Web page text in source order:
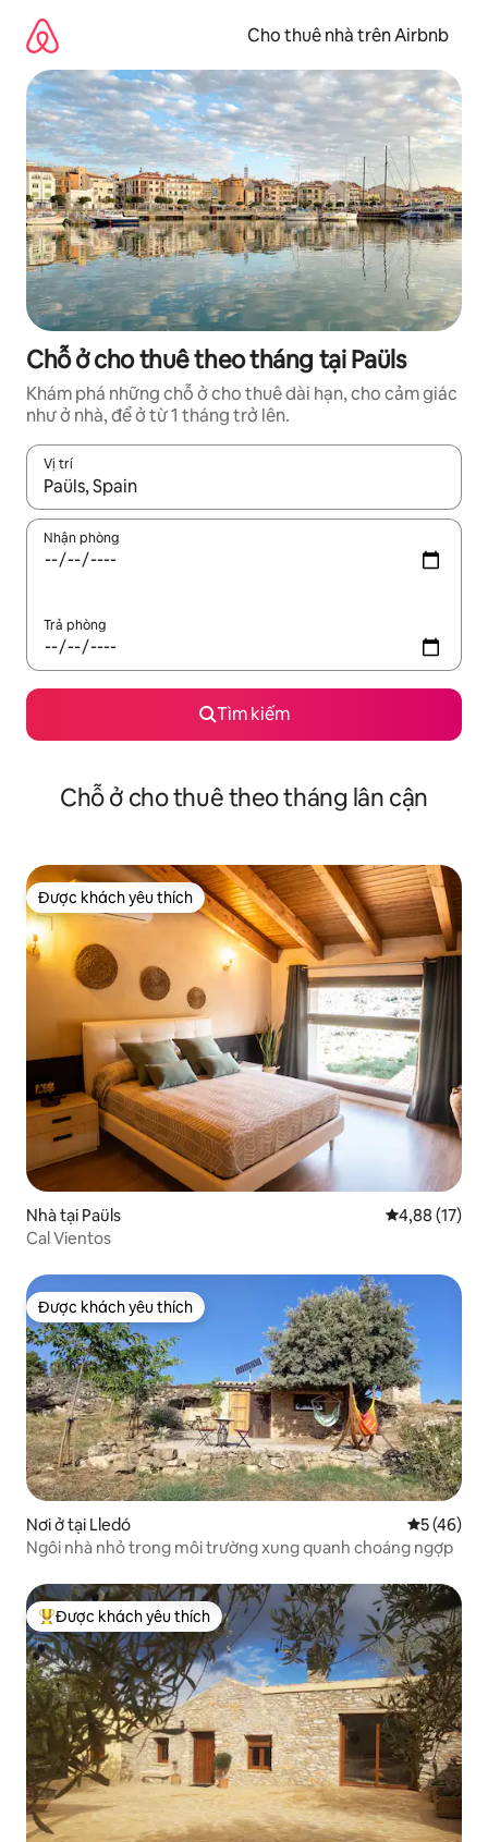
dung
Cho thuê nhà trên Airbnb
Chỗ ở cho thuê theo tháng tại Paüls
Khám phá những chỗ ở cho thuê dài hạn, cho cảm giác
như ở nhà, để ở từ 1 tháng trở lên.
Vị trí
Khi có kết quả, hãy điều hướng bằng phím mũi tên lên và
Nhận phòng
Trả phòng
Tìm kiếm
Chỗ ở cho thuê theo tháng lân cận
Được khách yêu thích
Được khách yêu thích
Nhà tại Paüls Xếp hạng
4,88 (17)
Cal Vientos
Được khách yêu thích
Được khách yêu thích
Nơi ở tại Lledó Xếp hạng
5 (46)
Ngôi nhà nhỏ trong môi trường xung quanh choáng ngợp
Được khách yêu thích nhất
Được khách yêu thích